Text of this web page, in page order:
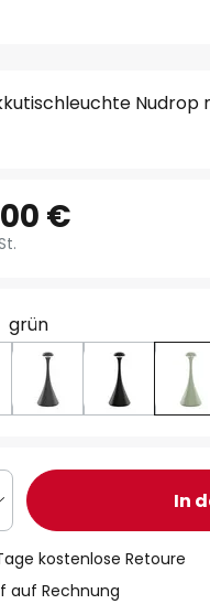
Nudrop
€
grün
In
kostenlose Retoure
auf Rechnung